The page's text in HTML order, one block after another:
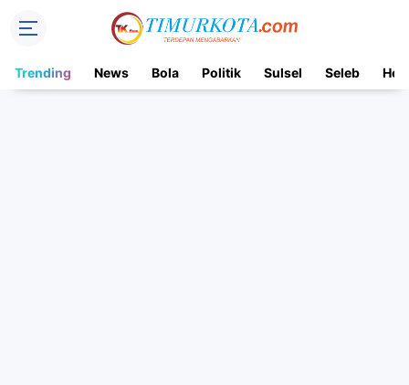
Trending News Bola Politik Sulsel Seleb Hot